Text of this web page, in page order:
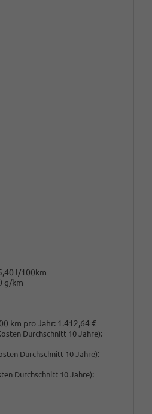
l/100km
g/km
km pro Jahr: 1.412,64 €
Durchschnitt 10 Jahre):
Durchschnitt 10 Jahre):
Durchschnitt 10 Jahre):